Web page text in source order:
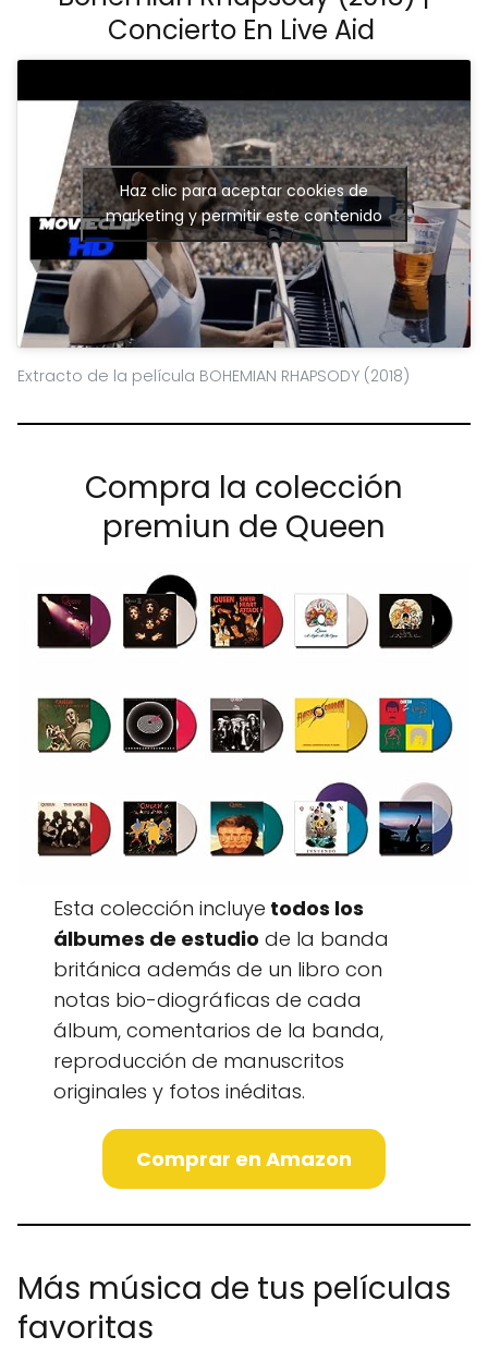
Concierto En Live Aid
Haz clic para aceptar cookies de
marketing y permitir este contenido
Extracto de la película BOHEMIAN RHAPSODY (2018)
Compra la colección
premiun de Queen
Esta colección incluye todos los
álbumes de estudio de la banda
británica además de un libro con
notas bio-diográficas de cada
álbum, comentarios de la banda,
reproducción de manuscritos
originales y fotos inéditas.
Comprar en Amazon
Más música de tus películas
favoritas